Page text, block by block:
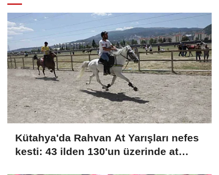
Kütahya'da Rahvan At Yarışları nefes
kesti: 43 ilden 130'un üzerinde at